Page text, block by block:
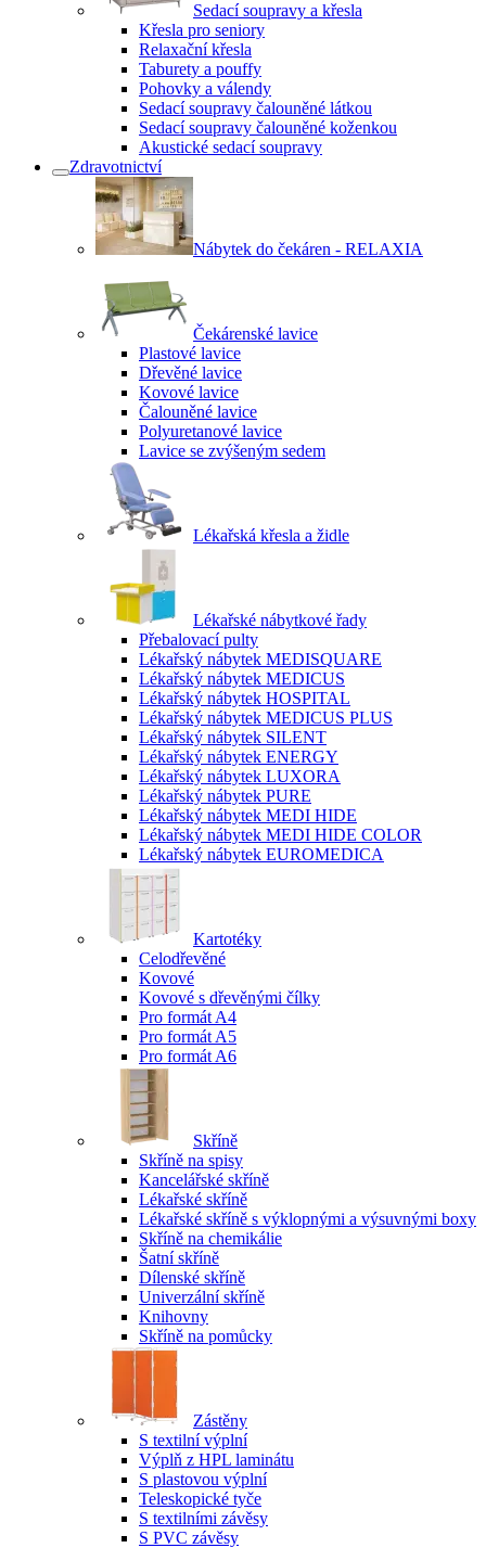
Sedací soupravy a křesla
Křesla pro seniory
Relaxační křesla
Taburety a pouffy
Pohovky a válendy
Sedací soupravy čalouněné látkou
Sedací soupravy čalouněné koženkou
Akustické sedací soupravy
Zdravotnictví
Nábytek do čekáren - RELAXIA
Čekárenské lavice
Plastové lavice
Dřevěné lavice
Kovové lavice
Čalouněné lavice
Polyuretanové lavice
Lavice se zvýšeným sedem
Lékařská křesla a židle
Lékařské nábytkové řady
Přebalovací pulty
Lékařský nábytek MEDISQUARE
Lékařský nábytek MEDICUS
Lékařský nábytek HOSPITAL
Lékařský nábytek MEDICUS PLUS
Lékařský nábytek SILENT
Lékařský nábytek ENERGY
Lékařský nábytek LUXORA
Lékařský nábytek PURE
Lékařský nábytek MEDI HIDE
Lékařský nábytek MEDI HIDE COLOR
Lékařský nábytek EUROMEDICA
Kartotéky
Celodřevěné
Kovové
Kovové s dřevěnými čílky
Pro formát A4
Pro formát A5
Pro formát A6
Skříně
Skříně na spisy
Kancelářské skříně
Lékařské skříně
Lékařské skříně s výklopnými a výsuvnými boxy
Skříně na chemikálie
Šatní skříně
Dílenské skříně
Univerzální skříně
Knihovny
Skříně na pomůcky
Zástěny
S textilní výplní
Výplň z HPL laminátu
S plastovou výplní
Teleskopické tyče
S textilními závěsy
S PVC závěsy